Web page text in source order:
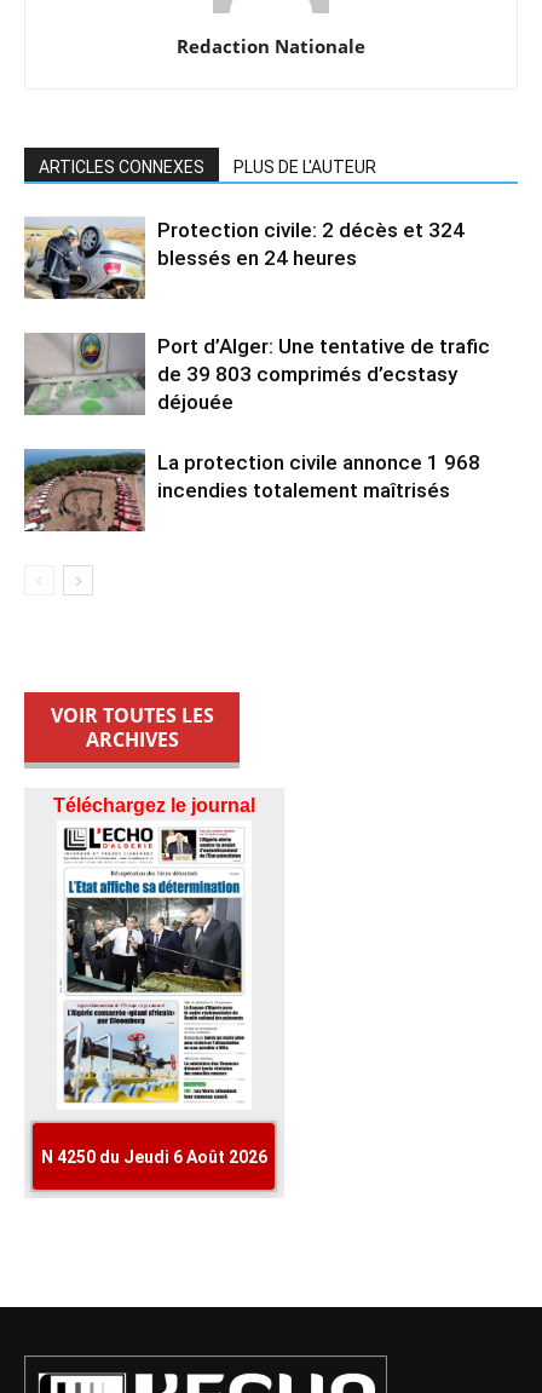
Redaction Nationale
ARTICLES CONNEXES PLUS DE L'AUTEUR
Protection civile: 2 décès et 324
blessés en 24 heures
Port d’Alger: Une tentative de trafic
de 39 803 comprimés d’ecstasy
déjouée
La protection civile annonce 1 968
incendies totalement maîtrisés
VOIR TOUTES LES
ARCHIVES